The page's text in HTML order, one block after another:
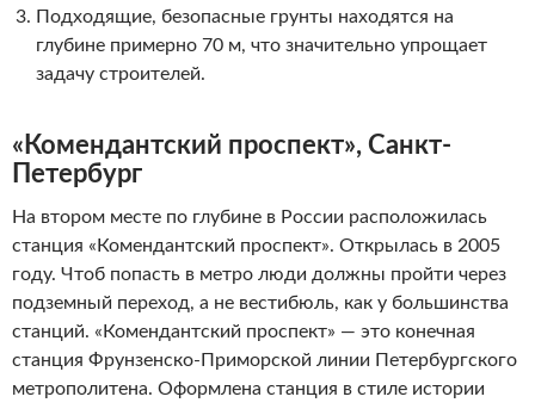
Подходящие, безопасные грунты находятся на
глубине примерно 70 м, что значительно упрощает
задачу строителей.
«Комендантский проспект», Санкт-
Петербург
На втором месте по глубине в России расположилась
станция «Комендантский проспект». Открылась в 2005
году. Чтоб попасть в метро люди должны пройти через
подземный переход, а не вестибюль, как у большинства
станций. «Комендантский проспект» — это конечная
станция Фрунзенско-Приморской линии Петербургского
метрополитена. Оформлена станция в стиле истории